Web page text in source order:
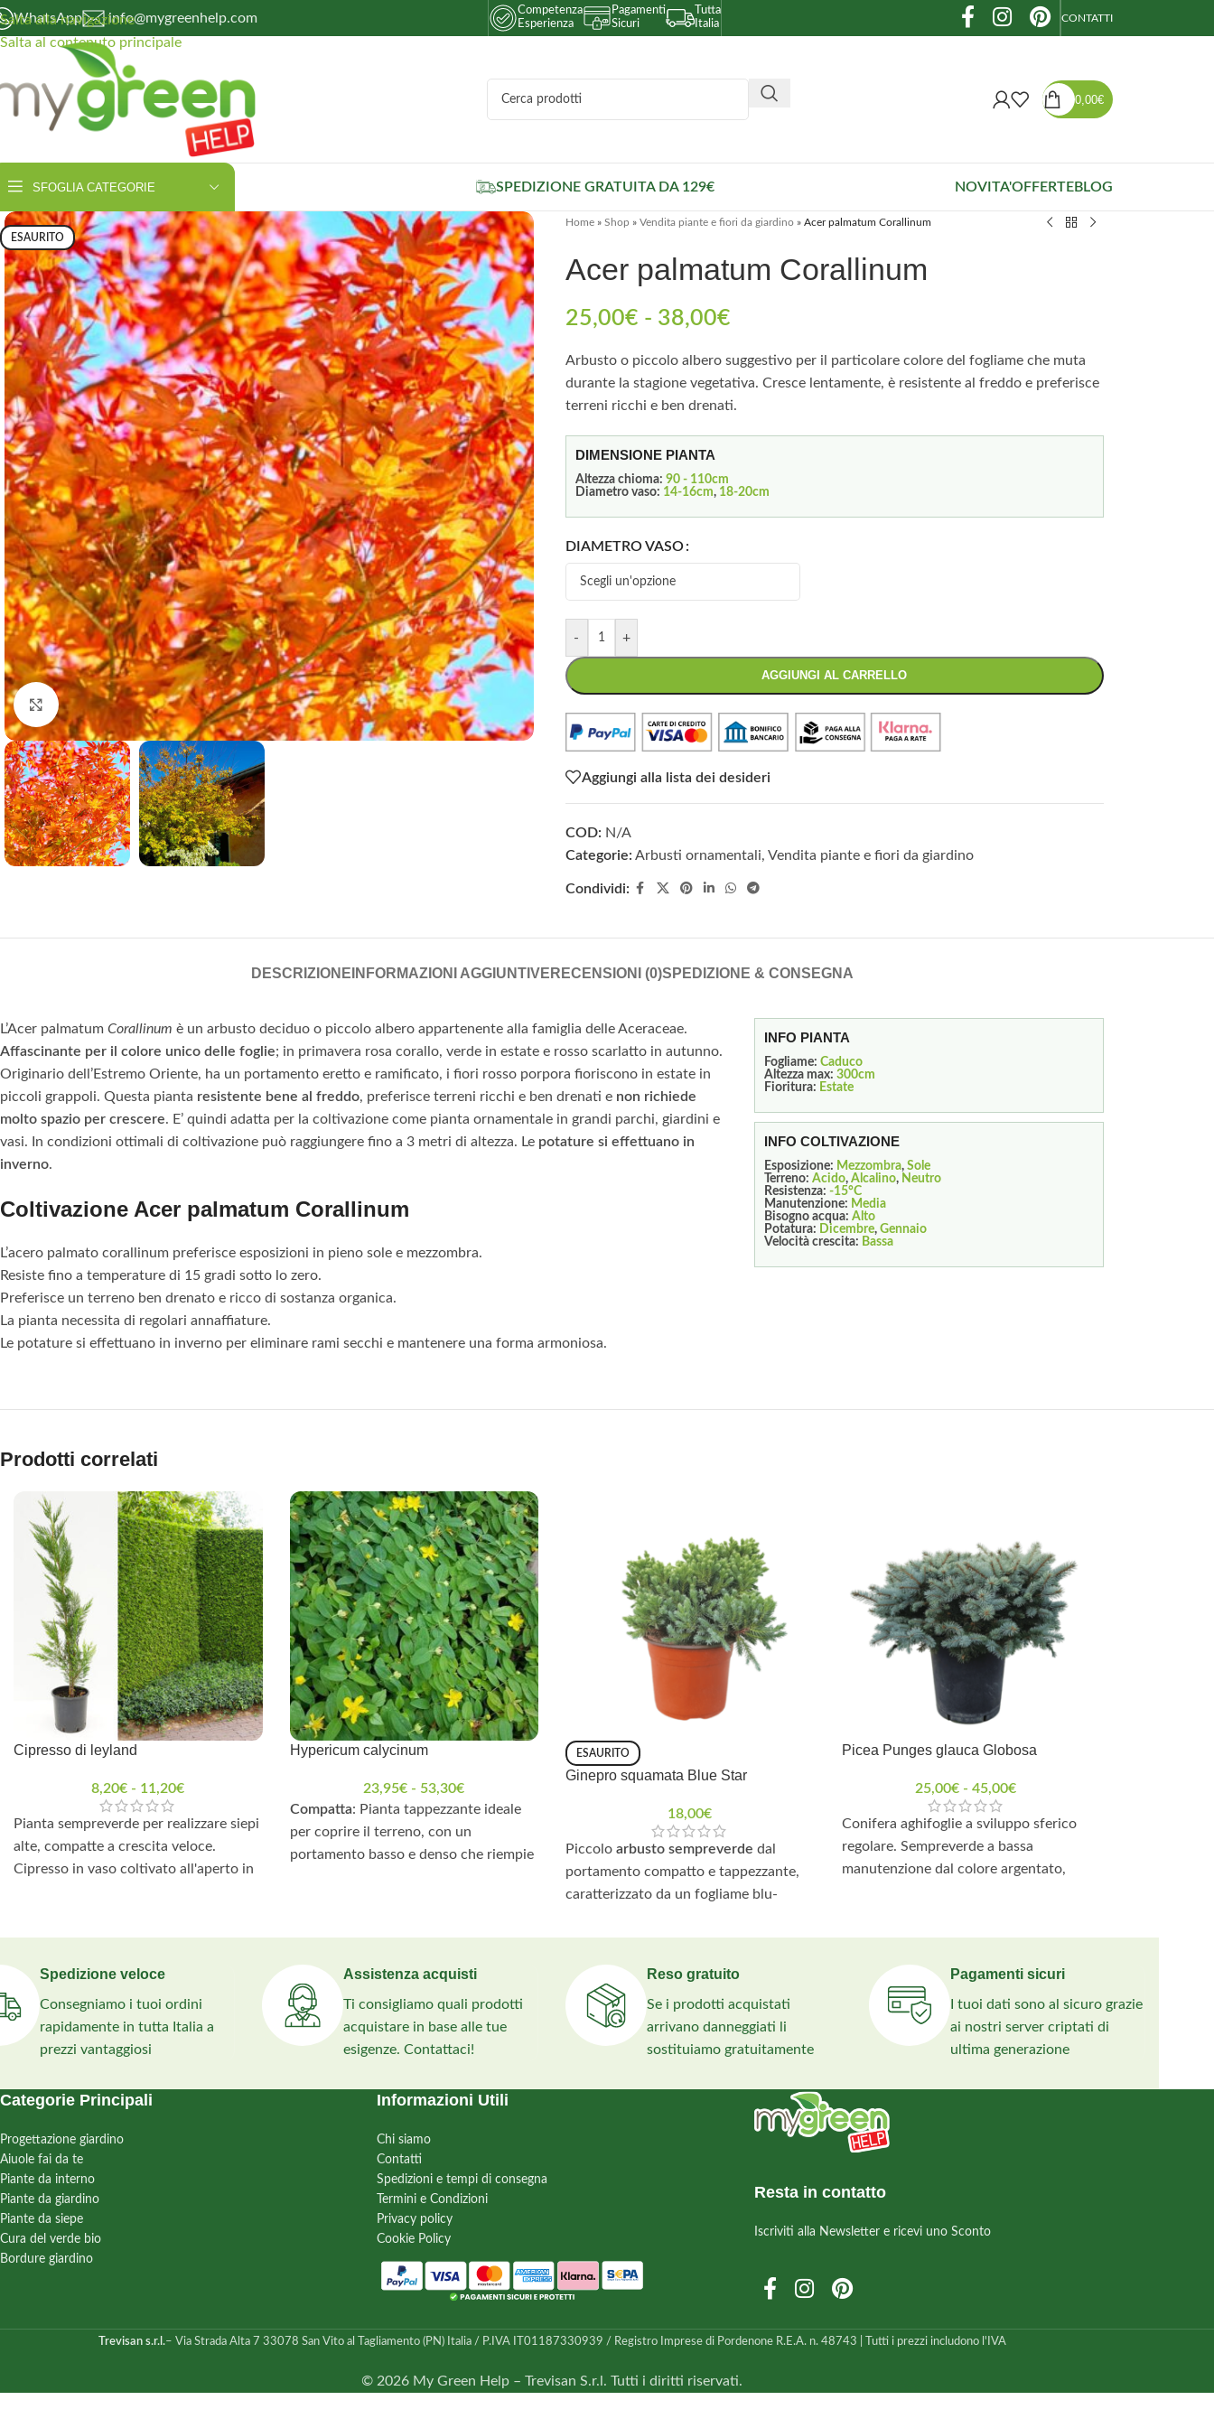
Salta alla navigazione
Salta al contenuto principale
WhatsApp info@mygreenhelp.com
Competenza
Esperienza
Pagamenti
Sicuri
Tutta
Italia
CONTATTI
0,00€
SFOGLIA CATEGORIE SPEDIZIONE GRATUITA DA 129€ NOVITA'OFFERTEBLOG
ESAURITO
Clicca per ingrandire
Home» Shop » Vendita piante e fiori da giardino» Acer palmatum Corallinum
Acer palmatum Corallinum
25,00€ - 38,00€
Arbusto o piccolo albero suggestivo per il particolare colore del fogliame che muta
durante la stagione vegetativa. Cresce lentamente, è resistente al freddo e preferisce
terreni ricchi e ben drenati.
DIMENSIONE PIANTA
Altezza chioma: 90 - 110cm
Diametro vaso: 14-16cm, 18-20cm
DIAMETRO VASO
- +
AGGIUNGI AL CARRELLO
Aggiungi alla lista dei desideri
COD: N/A
Categorie: Arbusti ornamentali, Vendita piante e fiori da giardino
Condividi:
DESCRIZIONE INFORMAZIONI AGGIUNTIVE RECENSIONI (0)SPEDIZIONE & CONSEGNA
L’Acer palmatum Corallinum è un arbusto deciduo o piccolo albero appartenente alla famiglia delle Aceraceae.
Affascinante per il colore unico delle foglie; in primavera rosa corallo, verde in estate e rosso scarlatto in autunno.
Originario dell’Estremo Oriente, ha un portamento eretto e ramificato, i fiori rosso porpora fioriscono in estate in
piccoli grappoli. Questa pianta resistente bene al freddo, preferisce terreni ricchi e ben drenati e non richiede
molto spazio per crescere. E’ quindi adatta per la coltivazione come pianta ornamentale in grandi parchi, giardini e
vasi. In condizioni ottimali di coltivazione può raggiungere fino a 3 metri di altezza. Le potature si effettuano in
inverno.
Coltivazione Acer palmatum Corallinum
L’acero palmato corallinum preferisce esposizioni in pieno sole e mezzombra.
Resiste fino a temperature di 15 gradi sotto lo zero.
Preferisce un terreno ben drenato e ricco di sostanza organica.
La pianta necessita di regolari annaffiature.
Le potature si effettuano in inverno per eliminare rami secchi e mantenere una forma armoniosa.
INFO PIANTA
Fogliame: Caduco
Altezza max: 300cm
Fioritura: Estate
INFO COLTIVAZIONE
Esposizione: Mezzombra, Sole
Terreno: Acido, Alcalino, Neutro
Resistenza: -15°C
Manutenzione: Media
Bisogno acqua: Alto
Potatura: Dicembre, Gennaio
Velocità crescita: Bassa
Prodotti correlati
Cipresso di leyland
8,20€ - 11,20€
Pianta sempreverde per realizzare siepi
alte, compatte a crescita veloce.
Cipresso in vaso coltivato all'aperto in
Hypericum calycinum
23,95€ - 53,30€
Compatta: Pianta tappezzante ideale
per coprire il terreno, con un
portamento basso e denso che riempie
impatto visivo straordinario nei
giardini.
Adattabilità: Robusta e resistente,
tollera la siccità e cresce bene in pieno
bordure, aiuole e giardini rocciosi.
ESAURITO
Ginepro squamata Blue Star
18,00€
Piccolo arbusto sempreverde dal
portamento compatto e tappezzante,
caratterizzato da un fogliame blu-
roccaglie, bordure ecoltivazione in
, dona un contrasto cromatico
unico in ogni giardino. Perfetto per chi
cerca una pianta resistente,
scenografica e di facilissima gestione.
Picea Punges glauca Globosa
25,00€ - 45,00€
Conifera aghifoglie a sviluppo sferico
regolare. Sempreverde a bassa
manutenzione dal colore argentato,
ridotti. Il
giardini, viali e
Spedizione veloce
Consegniamo i tuoi ordini
rapidamente in tutta Italia a
prezzi vantaggiosi
Assistenza acquisti
Ti consigliamo quali prodotti
acquistare in base alle tue
esigenze. Contattaci!
Reso gratuito
Se i prodotti acquistati
arrivano danneggiati li
sostituiamo gratuitamente
Pagamenti sicuri
I tuoi dati sono al sicuro grazie
ai nostri server criptati di
ultima generazione
Categorie Principali
Progettazione giardino
Aiuole fai da te
Piante da interno
Piante da giardino
Piante da siepe
Cura del verde bio
Bordure giardino
Informazioni Utili
Chi siamo
Contatti
Spedizioni e tempi di consegna
Termini e Condizioni
Privacy policy
Cookie Policy
Resta in contatto
Iscriviti alla Newsletter e ricevi uno Sconto
Trevisan s.r.l.– Via Strada Alta 7 33078 San Vito al Tagliamento (PN) Italia / P.IVA IT01187330939 / Registro Imprese di Pordenone R.E.A. n. 48743 | Tutti i prezzi includono l'IVA
© 2026 My Green Help – Trevisan S.r.l. Tutti i diritti riservati.